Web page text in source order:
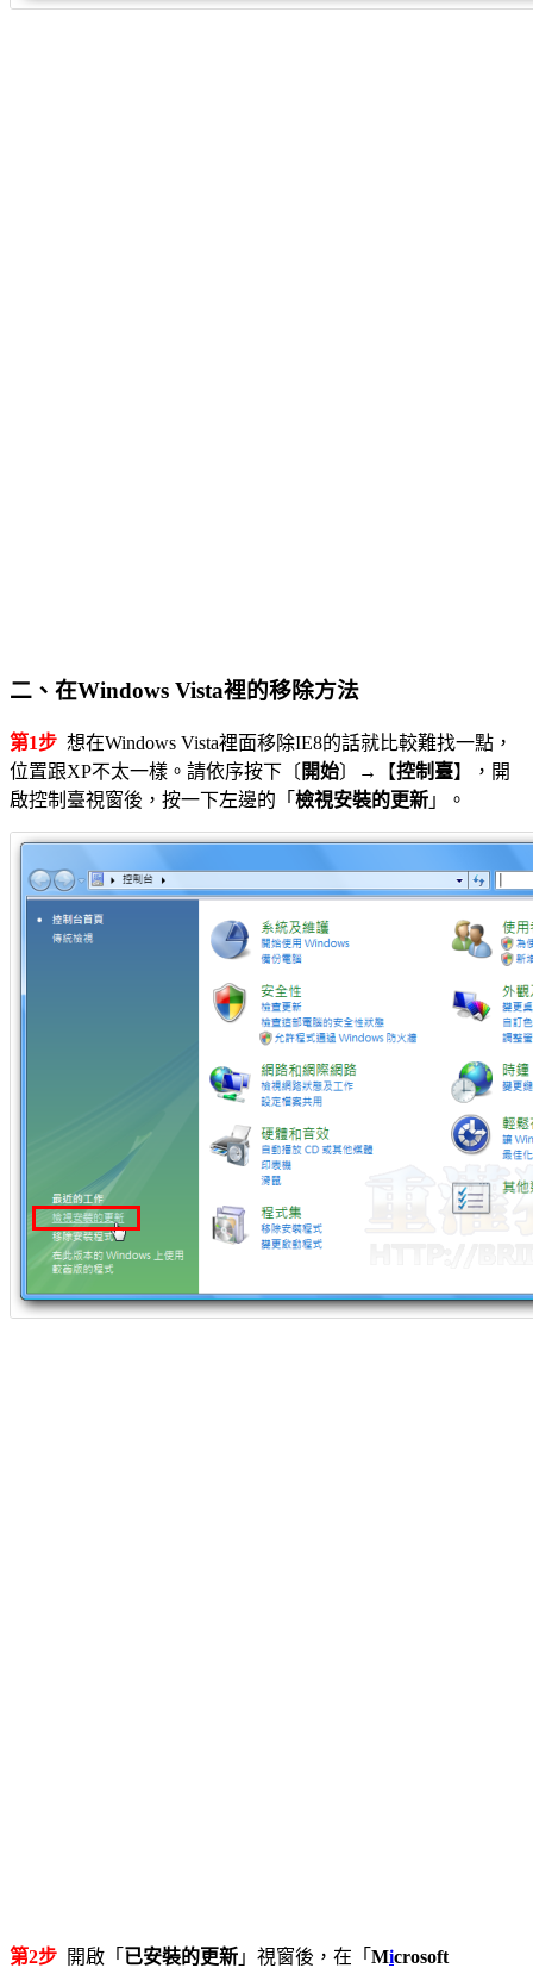
二、在Windows Vista裡的移除方法
第1步 想在Windows Vista裡面移除IE8的話就比較難找一點，
位置跟XP不太一樣。請依序按下〔 開始〕→【控制臺】，開
啟控制臺視窗後，按一下左邊的「 檢視安裝的更新 」。
第2步 開啟「 已安裝的更新 」視窗後，在「 Microsoft